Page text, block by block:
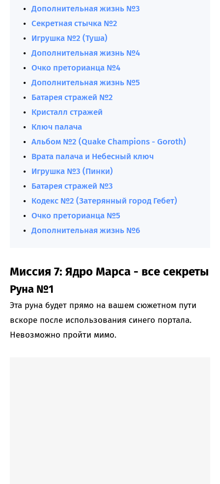
Дополнительная жизнь №3
Секретная стычка №2
Игрушка №2 (Туша)
Дополнительная жизнь №4
Очко преторианца №4
Дополнительная жизнь №5
Батарея стражей №2
Кристалл стражей
Ключ палача
Альбом №2 (Quake Champions - Goroth)
Врата палача и Небесный ключ
Игрушка №3 (Пинки)
Батарея стражей №3
Кодекс №2 (Затерянный город Гебет)
Очко преторианца №5
Дополнительная жизнь №6
Миссия 7: Ядро Марса - все секреты
Руна №1
Эта руна будет прямо на вашем сюжетном пути
вскоре после использования синего портала.
Невозможно пройти мимо.